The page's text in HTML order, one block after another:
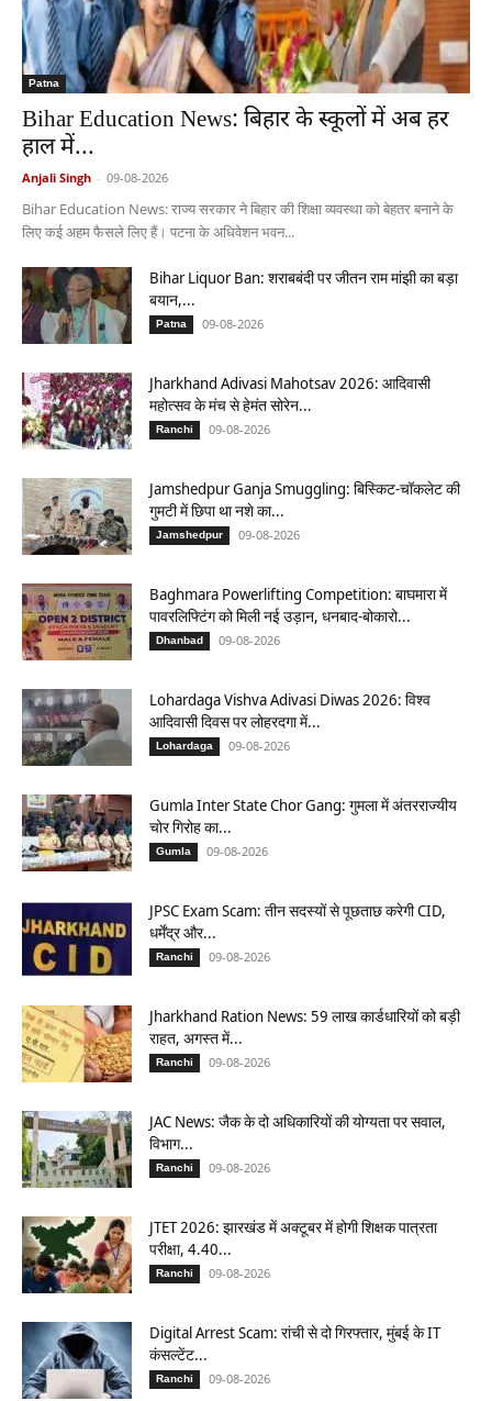
Patna
Bihar Education News: बिहार के स्कूलों में अब हर
हाल में...
Anjali Singh - 09-08-2026
Bihar Education News: राज्य सरकार ने बिहार की शिक्षा व्यवस्था को बेहतर बनाने के
लिए कई अहम फैसले लिए हैं। पटना के अधिवेशन भवन...
Bihar Liquor Ban: शराबबंदी पर जीतन राम मांझी का बड़ा
बयान,...
Patna 09-08-2026
Jharkhand Adivasi Mahotsav 2026: आदिवासी
महोत्सव के मंच से हेमंत सोरेन...
Ranchi 09-08-2026
Jamshedpur Ganja Smuggling: बिस्किट-चॉकलेट की
गुमटी में छिपा था नशे का...
Jamshedpur 09-08-2026
Baghmara Powerlifting Competition: बाघमारा में
पावरलिफ्टिंग को मिली नई उड़ान, धनबाद-बोकारो...
Dhanbad 09-08-2026
Lohardaga Vishva Adivasi Diwas 2026: विश्व
आदिवासी दिवस पर लोहरदगा में...
Lohardaga 09-08-2026
Gumla Inter State Chor Gang: गुमला में अंतरराज्यीय
चोर गिरोह का...
Gumla 09-08-2026
JPSC Exam Scam: तीन सदस्यों से पूछताछ करेगी CID,
धर्मेंद्र और...
Ranchi 09-08-2026
Jharkhand Ration News: 59 लाख कार्डधारियों को बड़ी
राहत, अगस्त में...
Ranchi 09-08-2026
JAC News: जैक के दो अधिकारियों की योग्यता पर सवाल,
विभाग...
Ranchi 09-08-2026
JTET 2026: झारखंड में अक्टूबर में होगी शिक्षक पात्रता
परीक्षा, 4.40...
Ranchi 09-08-2026
Digital Arrest Scam: रांची से दो गिरफ्तार, मुंबई के IT
कंसल्टेंट...
Ranchi 09-08-2026